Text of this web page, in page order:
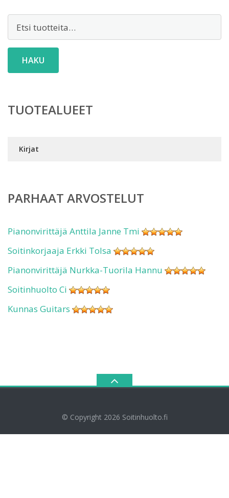
HAKU
TUOTEALUEET
Kirjat
PARHAAT ARVOSTELUT
Pianonvirittäjä Anttila Janne Tmi
Soitinkorjaaja Erkki Tolsa
Pianonvirittäjä Nurkka-Tuorila Hannu
Soitinhuolto Ci
Kunnas Guitars
© Copyright 2026 Soitinhuolto.fi